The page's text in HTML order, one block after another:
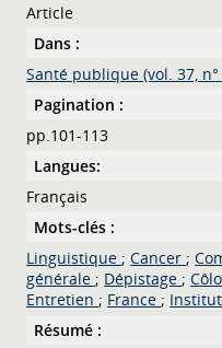
Article
Dans :
Santé publique (vol. 37,
Pagination :
pp.101-113
Langues:
Français
Mots-clés :
Linguistique ; Cancer ;
générale ; Dépistage ;
Entretien ; France ;
Résumé :